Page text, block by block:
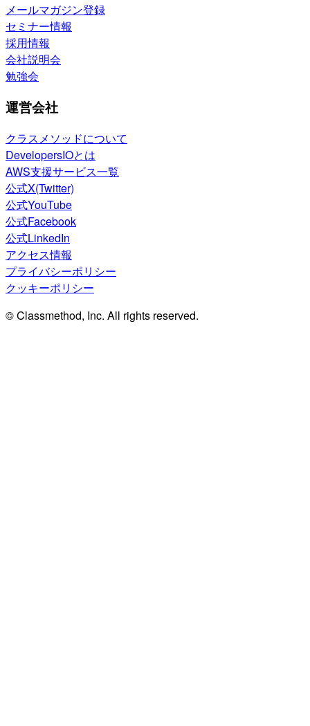
メールマガジン登録
セミナー情報
採用情報
会社説明会
勉強会
運営会社
クラスメソッドについて
DevelopersIOとは
AWS支援サービス一覧
公式X(Twitter)
公式YouTube
公式Facebook
公式LinkedIn
アクセス情報
プライバシーポリシー
クッキーポリシー
© Classmethod, Inc. All rights reserved.